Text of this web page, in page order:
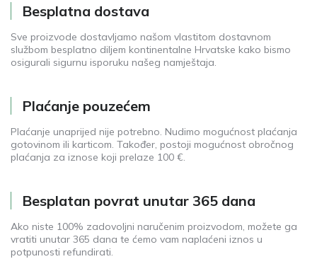
Besplatna dostava
Sve proizvode dostavljamo našom vlastitom dostavnom
službom besplatno diljem kontinentalne Hrvatske kako bismo
osigurali sigurnu isporuku našeg namještaja.
Plaćanje pouzećem
Plaćanje unaprijed nije potrebno. Nudimo mogućnost plaćanja
gotovinom ili karticom. Također, postoji mogućnost obročnog
plaćanja za iznose koji prelaze 100 €.
Besplatan povrat unutar 365 dana
Ako niste 100% zadovoljni naručenim proizvodom, možete ga
vratiti unutar 365 dana te ćemo vam naplaćeni iznos u
potpunosti refundirati.